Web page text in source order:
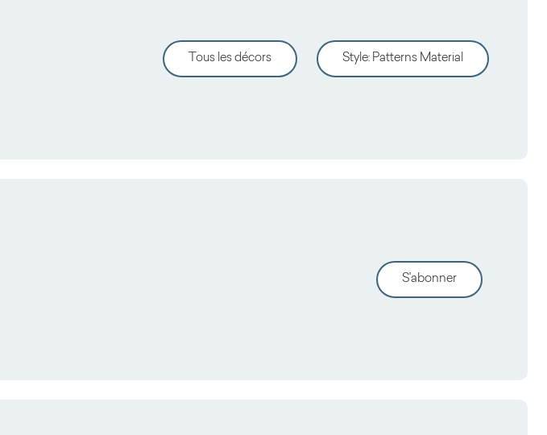
Tous les décors Style: Patterns Material
S'abonner